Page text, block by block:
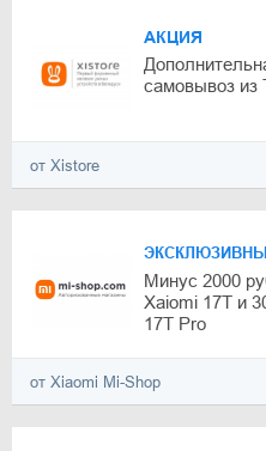
АКЦИЯ
самовывоз из
от Xistore
Минус 2000
Xaiomi 17T и
17T Pro
от Xiaomi Mi-Shop